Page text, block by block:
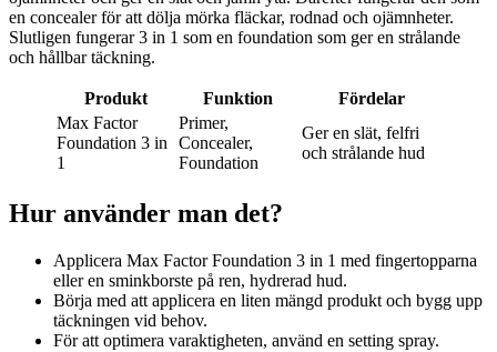
en concealer för att dölja mörka fläckar, rodnad och ojämnheter.
Slutligen fungerar 3 in 1 som en foundation som ger en strålande
och hållbar täckning.
Produkt Funktion
Fördelar
Max Factor
Foundation 3 in
1
Primer,
Concealer,
Foundation
Ger en slät, felfri
och strålande hud
Hur använder man det?
Applicera Max Factor Foundation 3 in 1 med fingertopparna
eller en sminkborste på ren, hydrerad hud.
Börja med att applicera en liten mängd produkt och bygg upp
täckningen vid behov.
För att optimera varaktigheten, använd en setting spray.